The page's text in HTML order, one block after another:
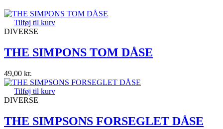
Tilføj til kurv
DIVERSE
THE SIMPONS TOM DÅSE
49,00 kr.
Tilføj til kurv
DIVERSE
THE SIMPSONS FORSEGLET DÅSE